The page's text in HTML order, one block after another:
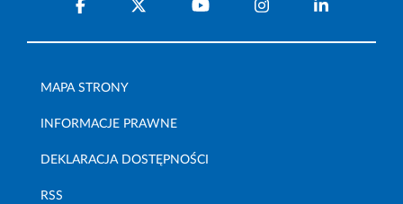
MAPA STRONY
INFORMACJE PRAWNE
DEKLARACJA DOSTĘPNOŚCI
RSS